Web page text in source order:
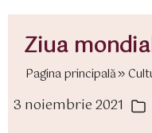
Ziua
Pagina principală
3 noiembrie 2021